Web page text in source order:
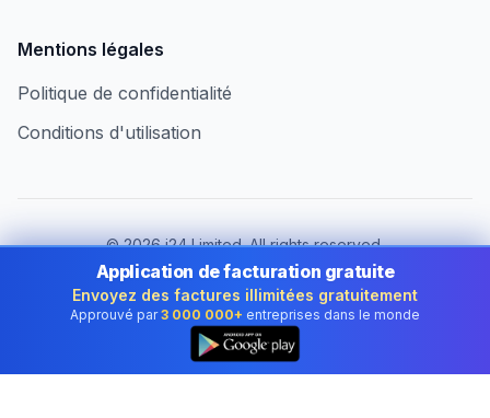
Mentions légales
Politique de confidentialité
Conditions d'utilisation
©2026i24 Limited. All rights reserved.
Au service des entreprises en France
Changer de pays :
France
Application de facturation gratuite
Envoyez des factures illimitées gratuitement
Approuvé par 3 000 000+ entreprises dans le monde